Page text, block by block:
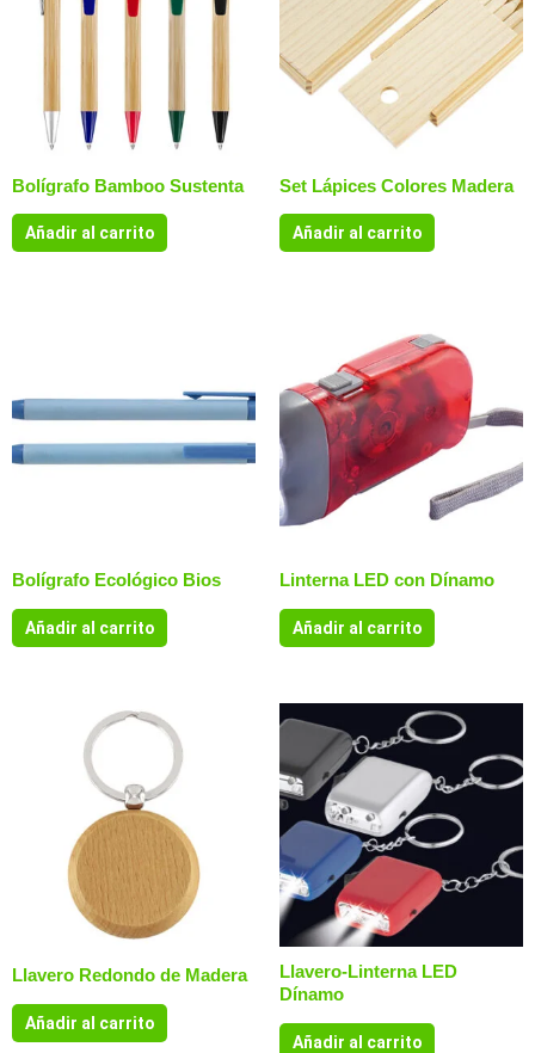
Bolígrafo Bamboo Sustenta
Añadir al carrito
Set Lápices Colores Madera
Añadir al carrito
Bolígrafo Ecológico Bios
Añadir al carrito
Linterna LED con Dínamo
Añadir al carrito
Llavero Redondo de Madera
Añadir al carrito
Llavero-Linterna LED
Dínamo
Añadir al carrito